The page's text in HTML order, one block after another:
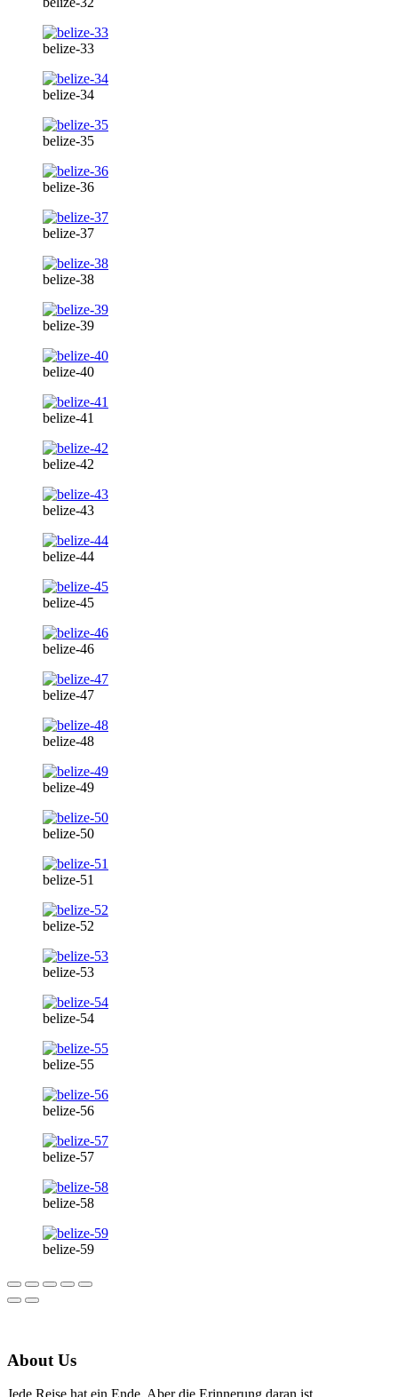
belize-33
belize-34
belize-35
belize-36
belize-37
belize-38
belize-39
belize-40
belize-41
belize-42
belize-43
belize-44
belize-45
belize-46
belize-47
belize-48
belize-49
belize-50
belize-51
belize-52
belize-53
belize-54
belize-55
belize-56
belize-57
belize-58
belize-59
About Us